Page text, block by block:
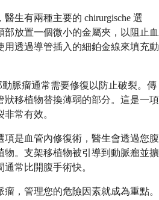
生有兩種主要的 chirurgische 選
放置一個微小的金屬夾，以阻止血
用透過導管插入的細鉑金線來填充動
脈瘤通常需要修復以防止破裂。傳
狀移植物替換薄弱的部分。這是一項
常有效。
項是血管內修復術，醫生會透過您腹
物。支架移植物被引導到動脈瘤並擴
常比開腹手術快。
，管理您的危險因素就成為重點。